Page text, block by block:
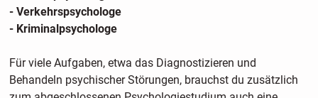
- Verkehrspsychologe
- Kriminalpsychologe
Für viele Aufgaben, etwa das Diagnostizieren und
Behandeln psychischer Störungen, brauchst du zusätzlich